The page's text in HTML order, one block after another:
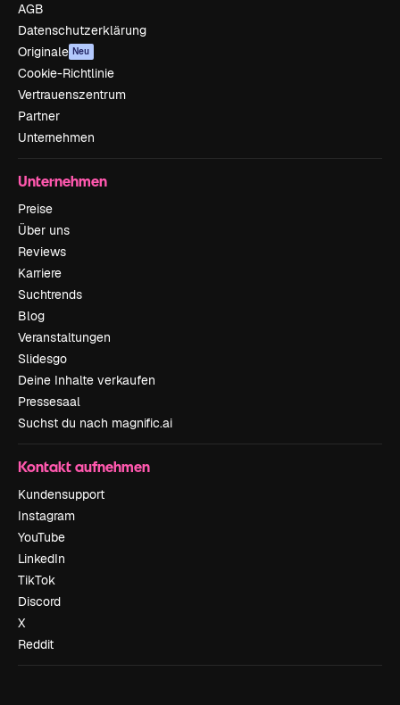
AGB
Datenschutzerklärung
Originale Neu
Cookie-Richtlinie
Vertrauenszentrum
Partner
Unternehmen
Unternehmen
Preise
Über uns
Reviews
Karriere
Suchtrends
Blog
Veranstaltungen
Slidesgo
Deine Inhalte verkaufen
Pressesaal
Suchst du nach magnific.ai
Kontakt aufnehmen
Kundensupport
Instagram
YouTube
LinkedIn
TikTok
Discord
X
Reddit